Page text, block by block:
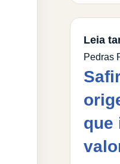
Leia
Pedras
que